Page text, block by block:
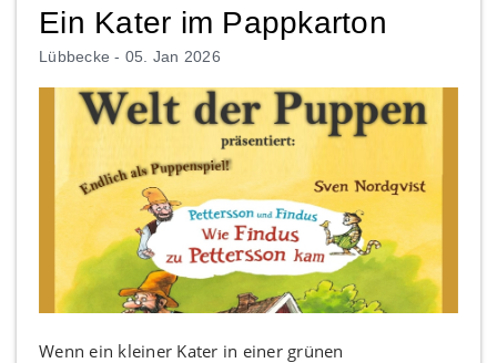
Ein Kater im Pappkarton
Lübbecke - 05. Jan 2026
Wenn ein kleiner Kater in einer grünen